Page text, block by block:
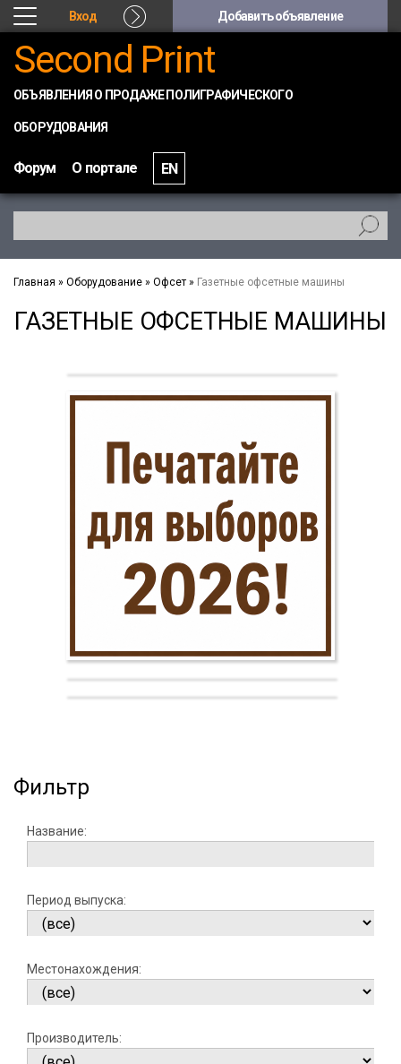
Вход Добавить объявление
Second Print
ОБЪЯВЛЕНИЯ О ПРОДАЖЕ ПОЛИГРАФИЧЕСКОГО
ОБОРУДОВАНИЯ
Форум О портале EN
Главная » Оборудование » Офсет » Газетные офсетные машины
ГАЗЕТНЫЕ ОФСЕТНЫЕ МАШИНЫ
Фильтр
Название:
Период выпуска:
Местонахождения:
Производитель: